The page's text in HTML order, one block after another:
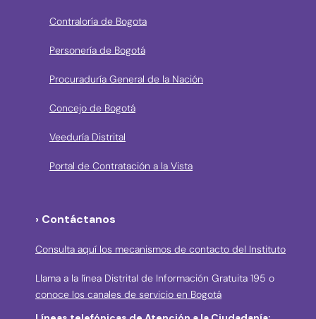
Contraloría de Bogota
Personería de Bogotá
Procuraduría General de la Nación
Concejo de Bogotá
Veeduría Distrital
Portal de Contratación a la Vista
› Contáctanos
Consulta aquí los mecanismos de contacto del Instituto
Llama a la línea Distrital de Información Gratuita 195 o
conoce los canales de servicio en Bogotá